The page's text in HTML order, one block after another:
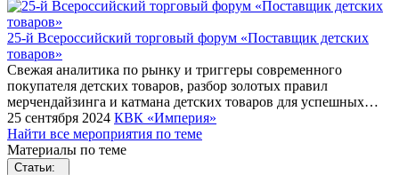
25-й Всероссийский торговый форум «Поставщик детских
товаров»
Cвежая аналитика по рынку и триггеры современного
покупателя детских товаров, разбор золотых правил
мерчендайзинга и катмана детских товаров для успешных…
25 сентября 2024 КВК «Империя»
Найти все мероприятия по теме
Материалы по теме
Статьи: